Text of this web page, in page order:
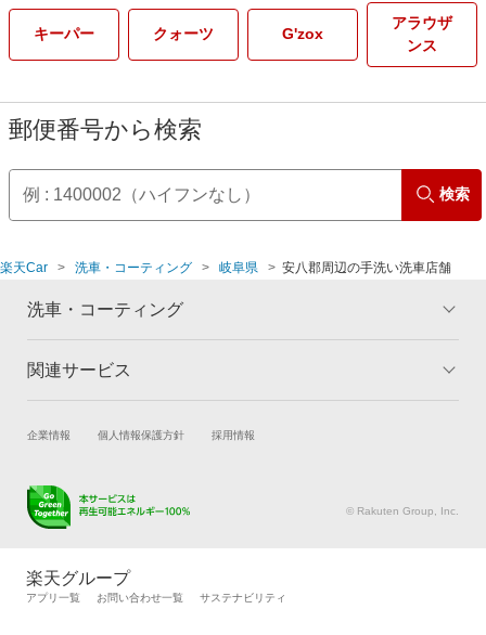
キーパー クォーツ G'zox
アラウザ
ンス
郵便番号から検索
検索
楽天Car 洗車・コーティング 岐阜県 安八郡周辺の手洗い洗車店舗
洗車・コーティング
トップ
コーティングとは コーティング診断
よくある質問
関連サービス
試乗・商談 新車購入
キズ修理予約
メンテナンス管理
タイヤ交換サービス
自動車カタログ 自動車保険
企業情報 個人情報保護方針 採用情報
© Rakuten Group, Inc.
楽天グループ
アプリ一覧 お問い合わせ一覧 サステナビリティ